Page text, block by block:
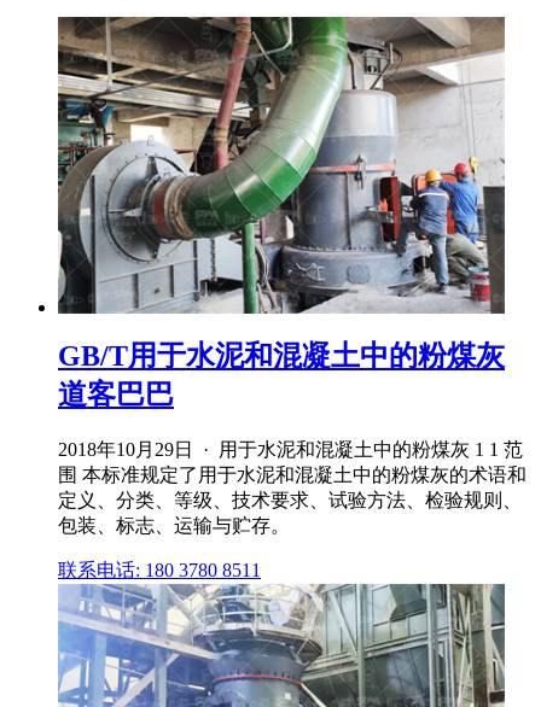
GB/T用于水泥和混凝土中的粉煤灰
道客巴巴
2018年10月29日 · 用于水泥和混凝土中的粉煤灰 1 1 范
围 本标准规定了用于水泥和混凝土中的粉煤灰的术语和
定义、分类、等级、技术要求、试验方法、检验规则、
包装、标志、运输与贮存。
联系电话: 180 3780 8511